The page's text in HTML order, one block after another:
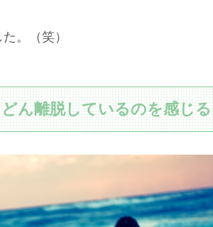
。（笑）
ん離脱しているのを感じる